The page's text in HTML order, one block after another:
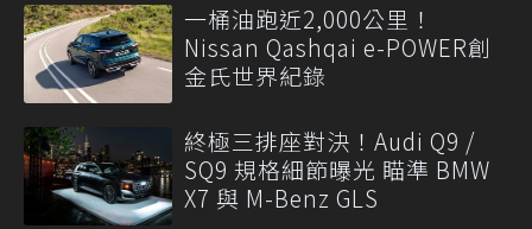
一桶油跑近2,000公里！
Nissan Qashqai e-POWER創
金氏世界紀錄
終極三排座對決！Audi Q9 /
SQ9 規格細節曝光 瞄準 BMW
X7 與 M-Benz GLS